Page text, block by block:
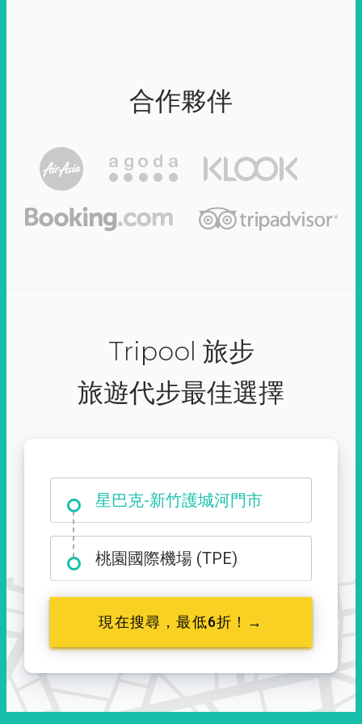
合作夥伴
Tripool 旅步
旅遊代步最佳選擇
大霸尖山登山口
桃園國際機場 (TPE)
現在搜尋，最低6折！→